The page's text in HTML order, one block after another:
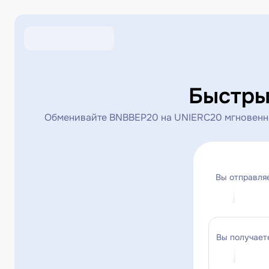
Обменивайте BNBBEP20 на UNIERC20
Вы
Вы